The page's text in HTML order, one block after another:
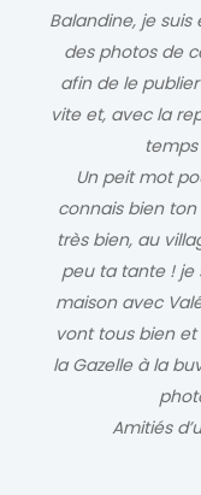
Balandine, je
des photos de
afin de le
vite et, avec la
Un peit mot
connais bien ton
très bien, au
peu ta tante ! je
maison avec
vont tous bien
la Gazelle à la
Amitiés